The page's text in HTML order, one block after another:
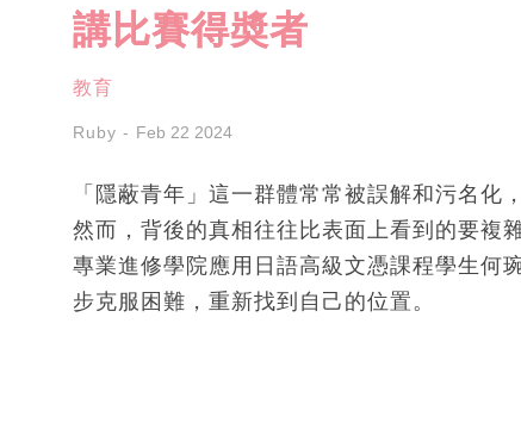
講比賽得奬者
教育
Ruby Feb 22 2024
「隱蔽青年」這一群體常常被誤解和污名化
然而，背後的真相往往比表面上看到的要複
專業進修學院應用日語高級文憑課程學生何
步克服困難，重新找到自己的位置。